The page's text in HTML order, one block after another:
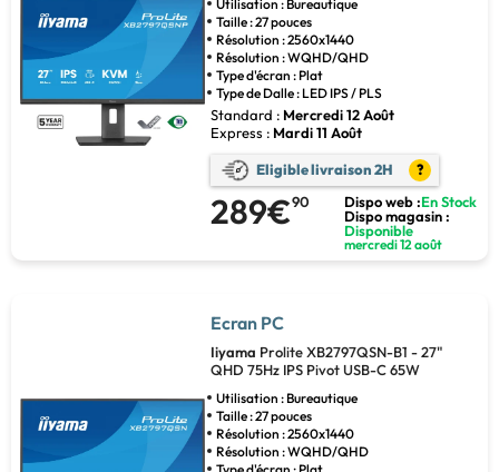
Utilisation : Bureautique
Taille : 27 pouces
Résolution : 2560x1440
Résolution : WQHD/QHD
Type d'écran : Plat
Type de Dalle : LED IPS / PLS
Standard : Mercredi 12 Août
Express : Mardi 11 Août
Eligible livraison 2H ?
289€90 Dispo web :En Stock
Dispo magasin :
Disponible
mercredi 12 août
Ecran PC
Iiyama Prolite XB2797QSN-B1 - 27"
QHD 75Hz IPS Pivot USB-C 65W
Utilisation : Bureautique
Taille : 27 pouces
Résolution : 2560x1440
Résolution : WQHD/QHD